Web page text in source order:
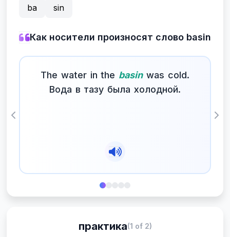
ba sin
Как носители произносят слово basin
The water in the basinwas cold.
Вода в тазу была холодной.
Previous
практика(1 of 2)